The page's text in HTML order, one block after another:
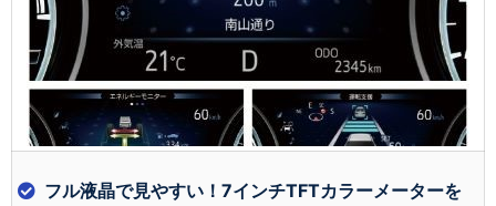
フル液晶で見やすい！7インチTFTカラーメーターを